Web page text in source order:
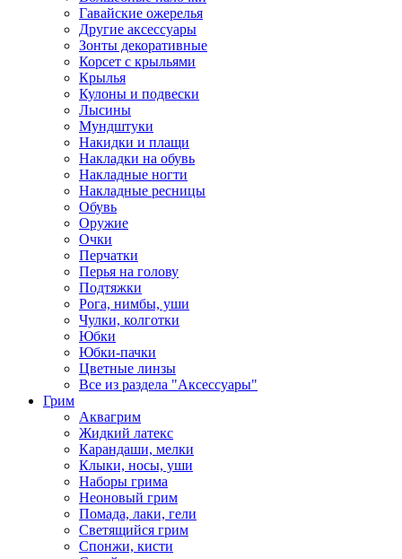
Гавайские ожерелья
Другие аксессуары
Зонты декоративные
Корсет с крыльями
Крылья
Кулоны и подвески
Лысины
Мундштуки
Накидки и плащи
Накладки на обувь
Накладные ногти
Накладные ресницы
Обувь
Оружие
Очки
Перчатки
Перья на голову
Подтяжки
Рога, нимбы, уши
Чулки, колготки
Юбки
Юбки-пачки
Цветные линзы
Все из раздела "Аксессуары"
Грим
Аквагрим
Жидкий латекс
Карандаши, мелки
Клыки, носы, уши
Наборы грима
Неоновый грим
Помада, лаки, гели
Светящийся грим
Спонжи, кисти